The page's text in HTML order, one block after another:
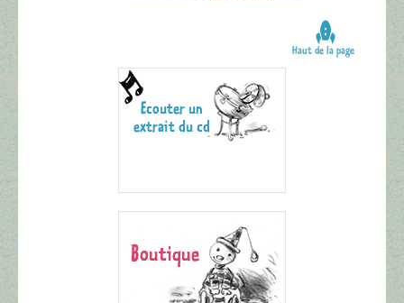
Haut de la page